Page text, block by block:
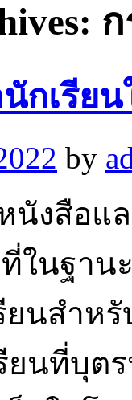
ก
กเรีย
by
งสือแล
ในฐา
ยนสำห
รียนที่บุ